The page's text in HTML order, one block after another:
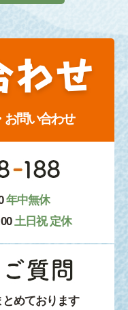
お問い合わせ
年中無休
土日祝 定休
めております